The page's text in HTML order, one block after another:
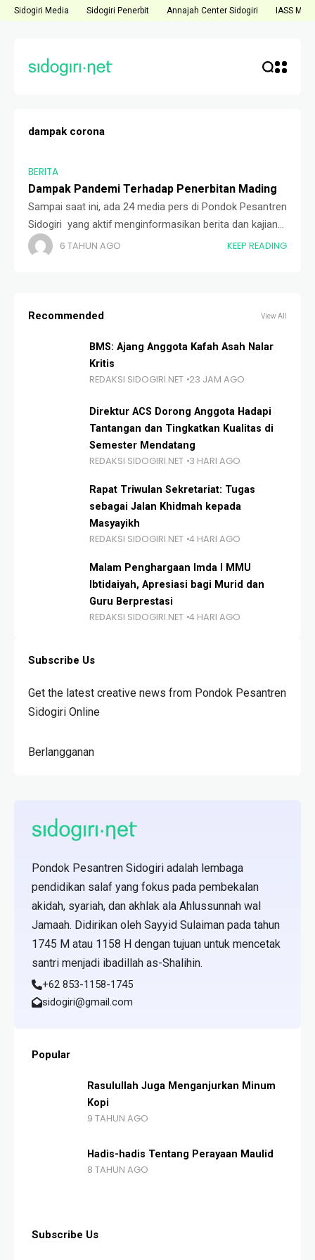
Sidogiri Media Sidogiri Penerbit Annajah Center Sidogiri IASS
dampak corona
BERITA
Dampak Pandemi Terhadap Penerbitan Mading
Sampai saat ini, ada 24 media pers di Pondok Pesantren
Sidogiri yang aktif menginformasikan berita dan kajian-
kajian aktual. Media-media tersebut diterbitkan oleh
berbagai instansi yang ada di Pondok Pesantren Sidogiri
6 TAHUN AGO KEEP READING
Recommended View All
BMS: Ajang Anggota Kafah Asah Nalar
Kritis
REDAKSI SIDOGIRI.NET 23 JAM AGO
Direktur ACS Dorong Anggota Hadapi
Tantangan dan Tingkatkan Kualitas di
Semester Mendatang
REDAKSI SIDOGIRI.NET 3 HARI AGO
Rapat Triwulan Sekretariat: Tugas
sebagai Jalan Khidmah kepada
Masyayikh
REDAKSI SIDOGIRI.NET 4 HARI AGO
Malam Penghargaan Imda I MMU
Ibtidaiyah, Apresiasi bagi Murid dan
Guru Berprestasi
REDAKSI SIDOGIRI.NET 4 HARI AGO
Subscribe Us
Get the latest creative news from Pondok Pesantren
Sidogiri Online
Berlangganan
Pondok Pesantren Sidogiri adalah lembaga
pendidikan salaf yang fokus pada pembekalan
akidah, syariah, dan akhlak ala Ahlussunnah wal
Jamaah. Didirikan oleh Sayyid Sulaiman pada tahun
1745 M atau 1158 H dengan tujuan untuk mencetak
santri menjadi ibadillah as-Shalihin.
+62 853-1158-1745
sidogiri@gmail.com
Popular
Rasulullah Juga Menganjurkan Minum
Kopi
9 TAHUN AGO
Hadis-hadis Tentang Perayaan Maulid
8 TAHUN AGO
Subscribe Us